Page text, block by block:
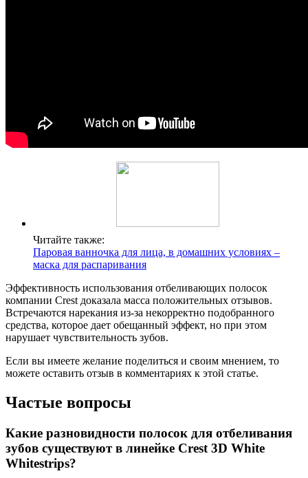
Читайте также:
Паровая ванночка для лица, в домашних условиях –
маска для распаривания
Эффективность использования отбеливающих полосок
компании Crest доказала масса положительных отзывов.
Встречаются нарекания из-за некорректно подобранного
средства, которое дает обещанный эффект, но при этом
нарушает чувствительность зубов.
Если вы имеете желание поделиться и своим мнением, то
можете оставить отзыв в комментариях к этой статье.
Частые вопросы
Какие разновидности полосок для отбеливания
зубов существуют в линейке Crest 3D White
Whitestrips?